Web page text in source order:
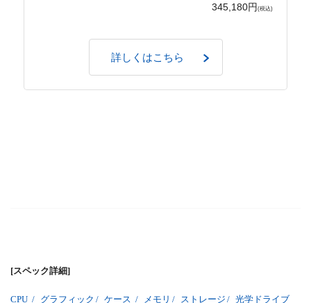
345,180円 (税込)
詳しくはこちら
[スペック詳細]
CPU / グラフィック / ケース / メモリ / ストレージ / 光学ドライブ